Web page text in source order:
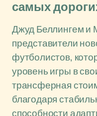
самых
Джуд Беллингем и
представители
футболистов,
уровень игры в
трансферная
благодаря
способности